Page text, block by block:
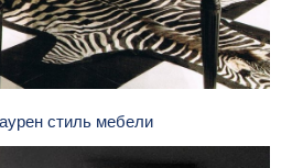
стиль мебели